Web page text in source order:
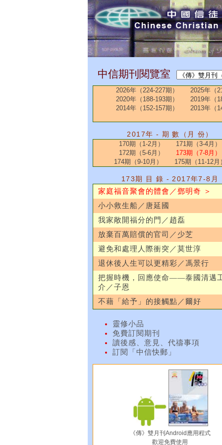
中信期刊閱覽室
2026年（224-227期）
2025年（
2020年（188-193期）
2019年（
2014年（152-157期）
2013年（
2017年 - 期 數（月 份）
170期（1-2月）
171期（3-4月）
172期（5-6月）
173期（7-8月）
174期（9-10月）
175期（11-12月
173期 目 錄 - 2017年7-8月
家庭福音聚會的體會／鄧明奇 ＞
小小救生船／唐延國
我家敞開福分的門／趙磊
放棄百萬賠償的官司／少芝
避免和處理人際衝突／莫世淳
退休後人生可以更精彩／馮景行
把握時機，回應使命——泰國清邁
介／子恩
不藉「給予」的接觸點／爾好
靈修小品
免費訂閱期刊
讀後感、意見、代禱事項
訂閱「中信快郵」
《傳》雙月刊Android應用程式
歡迎免費使用